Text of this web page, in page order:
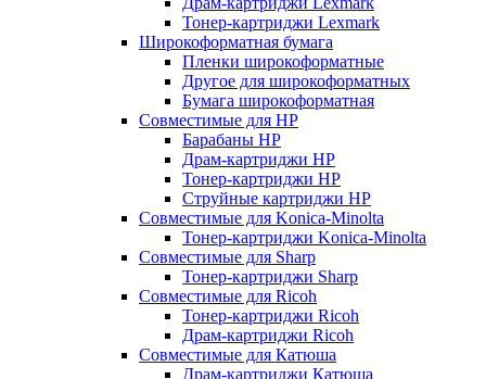
Тонер-картриджи Lexmark
Широкоформатная бумага
Пленки широкоформатные
Другое для широкоформатных
Бумага широкоформатная
Совместимые для HP
Барабаны HP
Драм-картриджи HP
Тонер-картриджи HP
Струйные картриджи HP
Совместимые для Konica-Minolta
Тонер-картриджи Konica-Minolta
Совместимые для Sharp
Тонер-картриджи Sharp
Совместимые для Ricoh
Тонер-картриджи Ricoh
Драм-картриджи Ricoh
Совместимые для Катюша
Драм-картриджи Катюша